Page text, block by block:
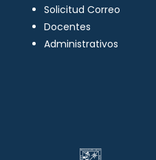
Solicitud Correo
Docentes
Administrativos